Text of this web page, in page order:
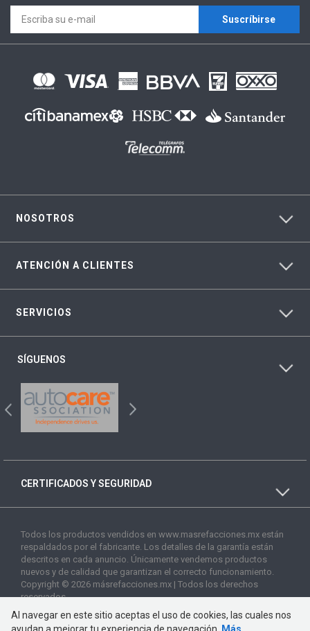
Suscríbirse
NOSOTROS
ATENCIÓN A CLIENTES
SERVICIOS
SÍGUENOS
CERTIFICADOS Y SEGURIDAD
Todos los productos vendidos en www.masrefacciones.mx están
respaldados por el fabricante. Los detalles de la garantía están
descritos en cada anuncio. Únicamente vendemos productos
nuevos y de calidad que garantizan el correcto funcionamiento.
Copyright © 2026 másrefacciones.mx | Todos los derechos
reservados
Al navegar en este sitio aceptas el uso de cookies, las cuales nos